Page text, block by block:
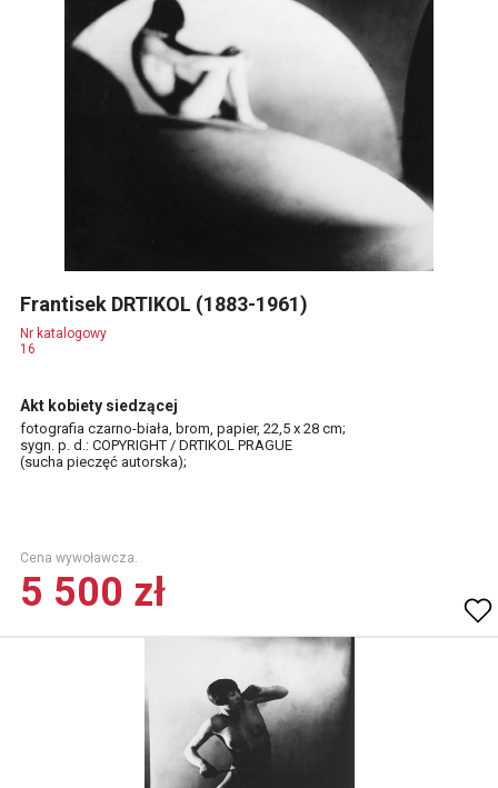
Frantisek DRTIKOL (1883-1961)
Nr katalogowy
16
Akt kobiety siedzącej
fotografia czarno-biała, brom, papier, 22,5 x 28 cm;
sygn. p. d.: COPYRIGHT / DRTIKOL PRAGUE
(sucha pieczęć autorska);
Cena wywoławcza.
5 500 zł